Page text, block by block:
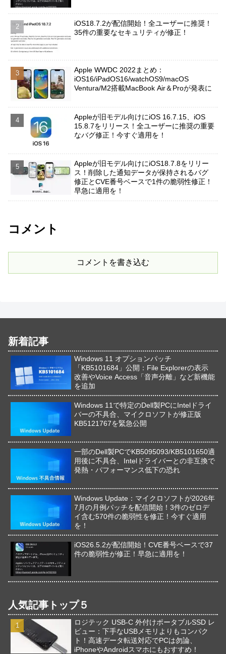
iOS18.7.2が配信開始！全ユーザーに推奨！
35件の重要なセキュリティが修正！
Apple WWDC 2022まとめ：
iOS16/iPadOS16/watchOS9/macOS
Ventura/M2搭載MacBook Air＆Proが発表に
Appleが旧モデル向けにiOS 16.7.15、iOS
15.8.7をリリース！全ユーザーに推奨の重要
なバグ修正！今すぐ適用を！
Appleが旧モデル向けにiOS18.7.8をリリー
ス！削除した通知データが保持されるバグ
修正とCVE番号ベースで1件の脆弱性修正！
早急に適用を！
コメント
コメントを書き込む
新着記事
Windows 11 オプションパッチ
「KB5101684」公開：File Explorerの表示
改善やVoice Access「音声分離」など新機能
を追加
Windows 11で特定のDell製PCにIntelドライ
バーの不具合、マイクロソフトが修正版
KB5121767を緊急公開
一部のDell製PCでKB5095093/KB5101650適
用後に不具合、Intelドライバーとの非互換で
発熱・パフォーマンス低下の恐れ
Windows Update：マイクロソフトが2026年
7月の月例パッチを配信開始！3件のゼロデ
イ含む570件の脆弱性を修正！今すぐ適用
を！
iOS26.5.2が配信開始！CVE番号ベースで37
件の脆弱性が修正！早急に適用を！
人気記事トップ５
ロジテック USB-C 外付けポータブルSSD レ
ビュー：下手なUSBメモリよりもコンパク
ト！高速データ転送対応でPCは勿論、
iPhoneやAndroidスマホにもおすすめ！